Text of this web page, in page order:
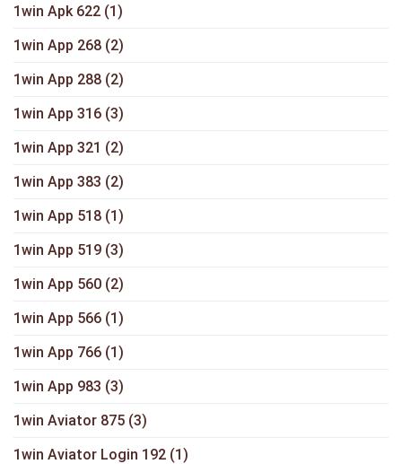
1win Apk 622 (1)
1win App 268 (2)
1win App 288 (2)
1win App 316 (3)
1win App 321 (2)
1win App 383 (2)
1win App 518 (1)
1win App 519 (3)
1win App 560 (2)
1win App 566 (1)
1win App 766 (1)
1win App 983 (3)
1win Aviator 875 (3)
1win Aviator Login 192 (1)